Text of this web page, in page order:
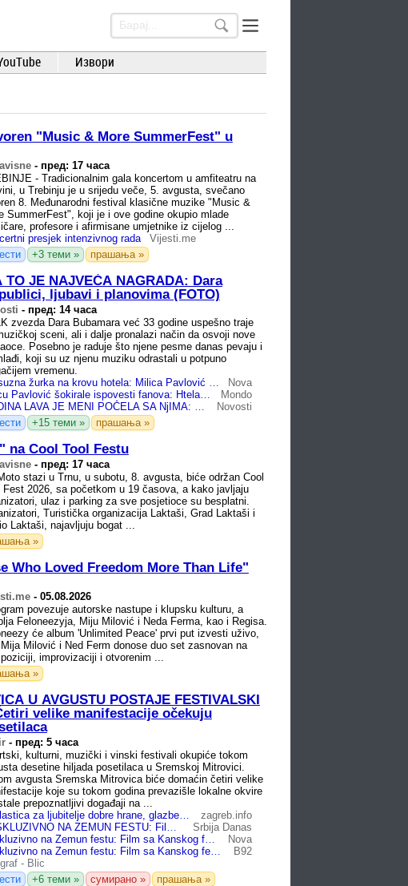
Извори
"Music & More SummerFest" u
- пред: 17 часа
- Tradicionalnim gala koncertom u amfiteatru na
u Trebinju je u srijedu veče, 5. avgusta, svečano
8. Međunarodni festival klasične muzike "Music &
SummerFest", koji je i ove godine okupio mlade
profesore i afirmisane umjetnike iz cijelog ...
presjek intenzivnog rada
Vijesti.me
+3 теми » прашања »
TO JE NAJVEĆA NAGRADA: Dara
ljubavi i planovima (FOTO)
- пред: 14 часа
zvezda Dara Bubamara već 33 godine uspešno traje
sceni, ali i dalje pronalazi način da osvoji nove
Posebno je raduje što njene pesme danas pevaju i
koji su uz njenu muziku odrastali u potpuno
vremenu.
Luksuzna žurka na krovu hotela: Milica Pavlović priredila ekskluzivno druženje za 50 fanova, mreže gore od komentara - “Ovako se poštuju obožavaoci”
Nova
Milicu Pavlović šokirale ispovesti fanova: Htela da iznenadi obožavatelje, pa zanemela zbog jednog (Video)
Mondo
GODINA LAVA JE MENI POČELA SA NjIMA: Milica Pavlović priredila veče za pamćenje za najvernije fanove (FOTO)
Novosti
+15 теми » прашања »
na Cool Tool Festu
- пред: 17 часа
stazi u Trnu, u subotu, 8. avgusta, biće održan Cool
Fest 2026, sa početkom u 19 časova, a kako javljaju
ulaz i parking za sve posjetioce su besplatni.
Turistička organizacija Laktaši, Grad Laktaši i
Laktaši, najavljuju bogat ...
»
Who Loved Freedom More Than Life"
- 05.08.2026
povezuje autorske nastupe i klupsku kulturu, a
Feloneezyja, Miju Milović i Neda Ferma, kao i Regisa.
će album 'Unlimited Peace' prvi put izvesti uživo,
Milović i Ned Ferm donose duo set zasnovan na
improvizaciji i otvorenim ...
»
U AVGUSTU POSTAJE FESTIVALSKI
velike manifestacije očekuju
- пред: 5 часа
kulturni, muzički i vinski festivali okupiće tokom
desetine hiljada posetilaca u Sremskoj Mitrovici.
avgusta Sremska Mitrovica biće domaćin četiri velike
koje su tokom godina prevazišle lokalne okvire
prepoznatljivi događaji na ...
Poslastica za ljubitelje dobre hrane, glazbe i umjetnosti: Slijede četiri dana lude zabave uz Savu
zagreb.info
EKSKLUZIVNO NA ZEMUN FESTU: Film sa Kanskog festivala otvara manifestaciju, stižu najveći filmski hitovi i regionalne muzičke zvezde!
Srbija Danas
Ekskluzivno na Zemun festu: Film sa Kanskog festivala otvara manifestaciju, stižu najveći filmski hitovi i regionalne muzičke zvezde!
Nova
Ekskluzivno na Zemun festu: Film sa Kanskog festivala; Stižu najveći filmski hitovi i muzičke zvezde!
B92
- Blic
+6 теми » сумирано » прашања »